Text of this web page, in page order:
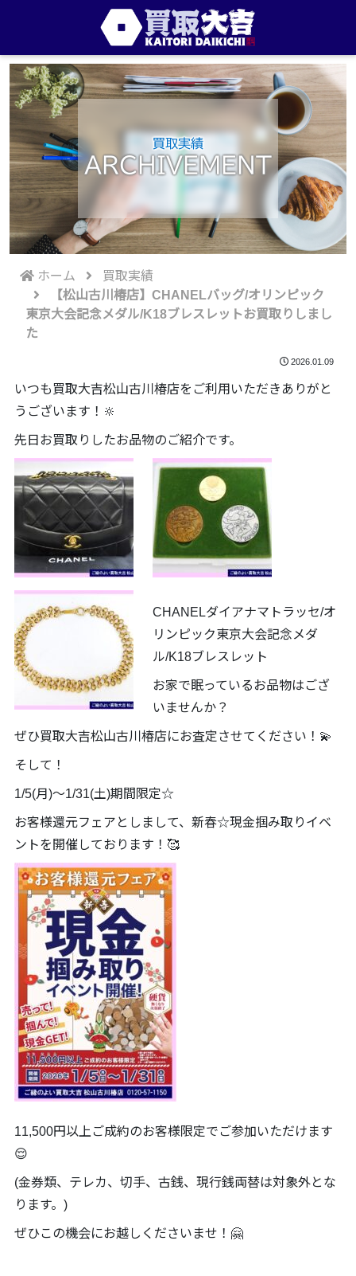
買取実績
ARCHIVEMENT
ホーム
買取実績
【松山古川椿店】CHANELバッグ/オリンピック
東京大会記念メダル/K18ブレスレットお買取りしまし
た
2026.01.09
いつも買取大吉松山古川椿店をご利用いただきありがと
うございます！🔆
先日お買取りしたお品物のご紹介です。
CHANELダイアナマトラッセ/オ
リンピック東京大会記念メダ
ル/K18ブレスレット
お家で眠っているお品物はござ
いませんか？
ぜひ買取大吉松山古川椿店にお査定させてください！💫
そして！
1/5(月)～1/31(土)期間限定☆
お客様還元フェアとしまして、新春☆現金掴み取りイベ
ントを開催しております！🥰
11,500円以上ご成約のお客様限定でご参加いただけます
😌
(金券類、テレカ、切手、古銭、現行銭両替は対象外とな
ります。)
ぜひこの機会にお越しくださいませ！🤗